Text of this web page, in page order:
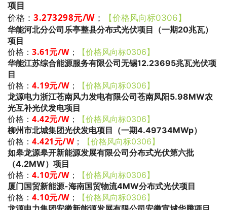
项目
价格： 3.273298元/W ；
【价格风向标0306】
华能河北分公司乐亭整县分布式光伏项目（一期20兆瓦）
项目
价格： 3.61元/W；
【价格风向标0306】
华能江苏综合能源服务有限公司无锡12.23695兆瓦光伏项
目
价格： 4.19元/W；
【价格风向标0306】
龙源电力浙江苍南风力发电有限公司苍南凤阳5.98MW农
光互补光伏发电项目
价格： 4.42元/W；
【价格风向标0306】
柳州市北城集团光伏发电项目（一期4.49734MWp）
价格： 4.421元/W ；
【价格风向标0306】
如皋龙源皋开新能源发展有限公司分布式光伏第六批
（4.2MW）项目
价格： 4.10元/W；
【价格风向标0306】
厦门国贸新能源-海南国贸物流4MW分布式光伏项目
价格： 4.10元/W；
【价格风向标0306】